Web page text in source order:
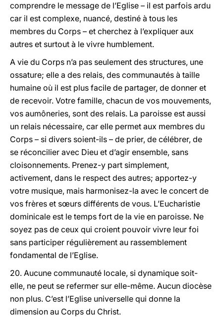
comprendre le message de l’Eglise – il est parfois ardu
car il est complexe, nuancé, destiné à tous les
membres du Corps – et cherchez à l’expliquer aux
autres et surtout à le vivre humblement.
A vie du Corps n’a pas seulement des structures, une
ossature; elle a des relais, des communautés à taille
humaine où il est plus facile de partager, de donner et
de recevoir. Votre famille, chacun de vos mouvements,
vos aumôneries, sont des relais. La paroisse est aussi
un relais nécessaire, car elle permet aux membres du
Corps – si divers soient-ils – de prier, de célébrer, de
se réconcilier avec Dieu et d’agir ensemble, sans
cloisonnements. Prenez-y part simplement,
activement, dans le respect des autres; apportez-y
votre musique, mais harmonisez-la avec le concert de
vos frères et sœurs différents de vous. L’Eucharistie
dominicale est le temps fort de la vie en paroisse. Ne
soyez pas de ceux qui croient pouvoir vivre leur foi
sans participer régulièrement au rassemblement
fondamental de l’Eglise.
20. Aucune communauté locale, si dynamique soit-
elle, ne peut se refermer sur elle-même. Aucun diocèse
non plus. C’est l’Eglise universelle qui donne la
dimension au Corps du Christ.